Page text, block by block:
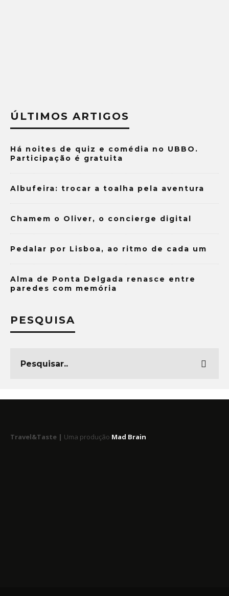
ÚLTIMOS ARTIGOS
Há noites de quiz e comédia no UBBO.
Participação é gratuita
Albufeira: trocar a toalha pela aventura
Chamem o Oliver, o concierge digital
Pedalar por Lisboa, ao ritmo de cada um
Alma de Ponta Delgada renasce entre
paredes com memória
PESQUISA
Travel&Taste | Uma produção Mad Brain